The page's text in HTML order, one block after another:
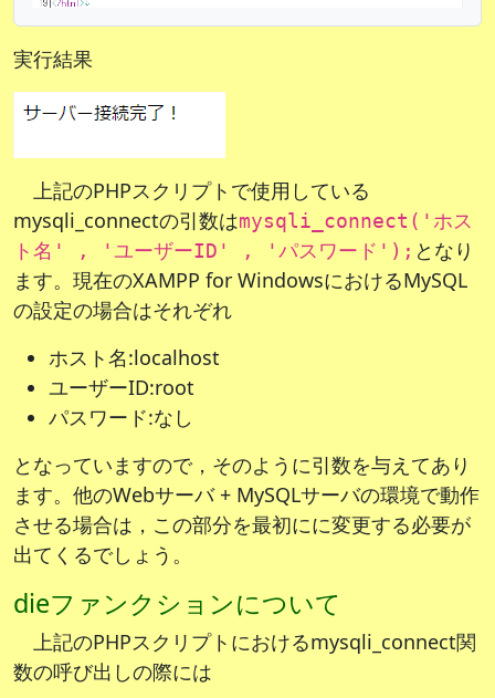
実行結果
上記のPHPスクリプトで使用している
mysqli_connectの引数はmysqli_connect('ホス
ト名' , 'ユーザーID' , 'パスワード'); となり
ます。現在のXAMPP for WindowsにおけるMySQL
の設定の場合はそれぞれ
ホスト名:localhost
ユーザーID:root
パスワード:なし
となっていますので，そのように引数を与えてあり
ます。他のWebサーバ + MySQLサーバの環境で動作
させる場合は，この部分を最初にに変更する必要が
出てくるでしょう。
dieファンクションについて
上記のPHPスクリプトにおけるmysqli_connect関
数の呼び出しの際には